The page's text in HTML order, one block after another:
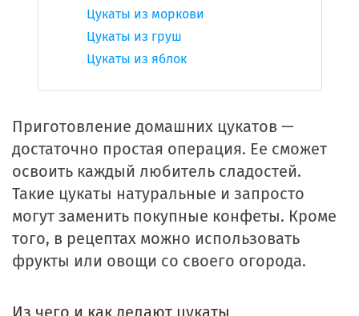
Цукаты из моркови
Цукаты из груш
Цукаты из яблок
Приготовление домашних цукатов —
достаточно простая операция. Ее сможет
освоить каждый любитель сладостей.
Такие цукаты натуральные и запросто
могут заменить покупные конфеты. Кроме
того, в рецептах можно использовать
фрукты или овощи со своего огорода.
Из чего и как делают цукаты